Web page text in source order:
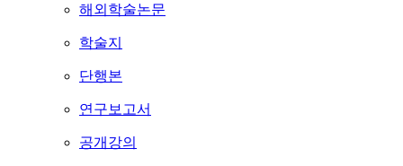
해외학술논문
학술지
단행본
연구보고서
공개강의